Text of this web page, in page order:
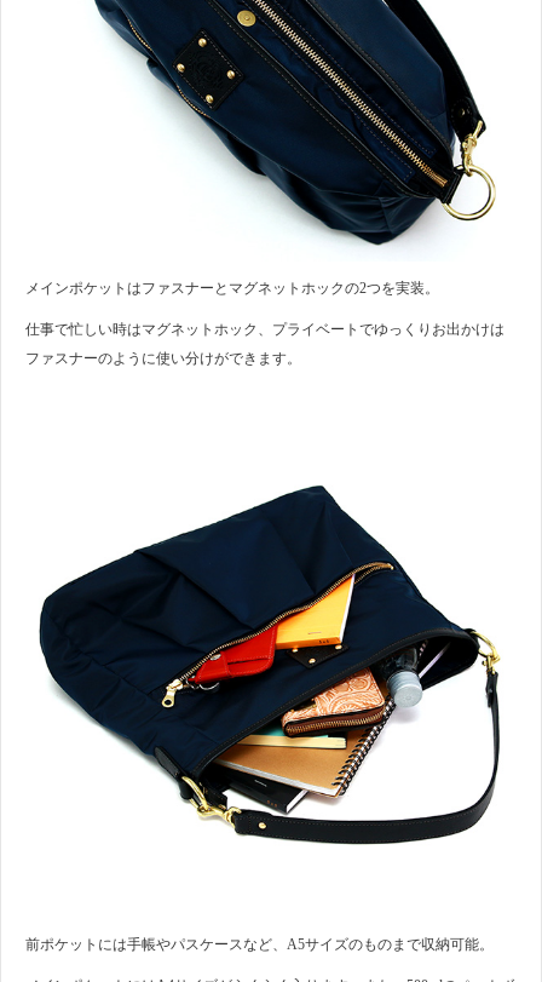
メインポケットはファスナーとマグネットホックの2つを実装。
仕事で忙しい時はマグネットホック、プライベートでゆっくりお出かけは
ファスナーのように使い分けができます。
前ポケットには手帳やパスケースなど、A5サイズのものまで収納可能。